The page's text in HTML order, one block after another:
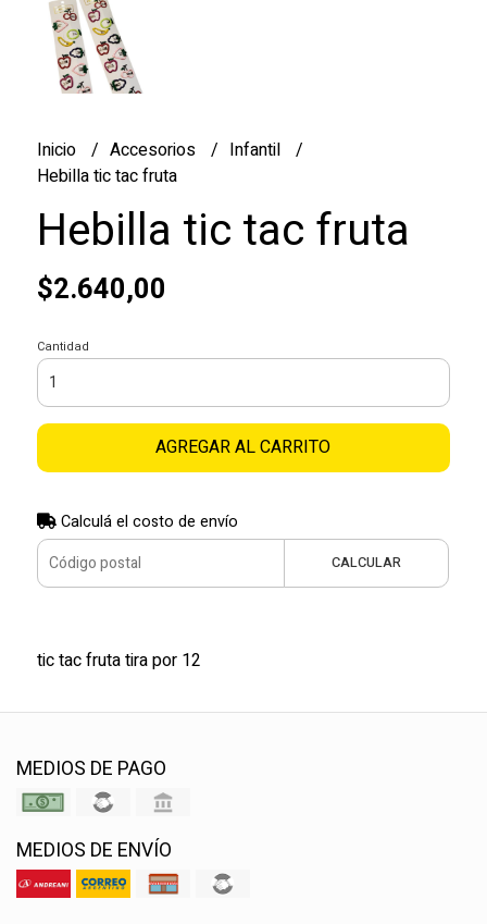
Inicio Accesorios
Infantil
Hebilla tic tac fruta
Hebilla tic tac fruta
$2.640,00
Cantidad
AGREGAR AL CARRITO
Calculá el costo de envío
CALCULAR
tic tac fruta tira por 12
MEDIOS DE PAGO
MEDIOS DE ENVÍO